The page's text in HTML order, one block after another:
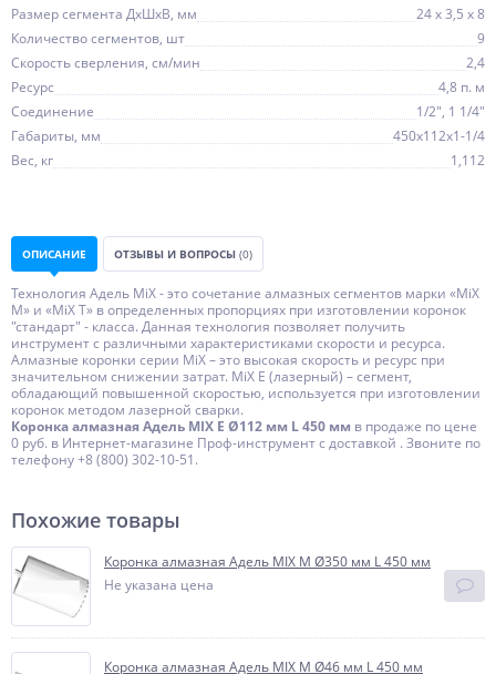
Размер сегмента ДхШхВ, мм
24 х 3,5 х 8
Количество сегментов, шт
9
Скорость сверления, см/мин
2,4
Ресурс
4,8 п. м
Соединение
1/2", 1 1/4"
Габариты, мм
450х112х1-1/4
Вес, кг
1,112
ОПИСАНИЕ ОТЗЫВЫ И ВОПРОСЫ (0)
Технология Адель MiX - это сочетание алмазных сегментов марки «MiX
М» и «MiX Т» в определенных пропорциях при изготовлении коронок
"стандарт" - класса. Данная технология позволяет получить
инструмент с различными характеристиками скорости и ресурса.
Алмазные коронки серии MiX – это высокая скорость и ресурс при
значительном снижении затрат. MiX Е (лазерный) – сегмент,
обладающий повышенной скоростью, используется при изготовлении
коронок методом лазерной сварки.
Коронка алмазная Адель MIX E Ø112 мм L 450 мм в продаже по цене
0 руб. в Интернет-магазине Проф-инструмент с доставкой . Звоните по
телефону +8 (800) 302-10-51.
Похожие товары
Коронка алмазная Адель MIX M Ø350 мм L 450 мм
Не указана цена
Коронка алмазная Адель MIX M Ø46 мм L 450 мм